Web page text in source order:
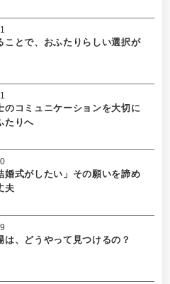
ことで、おふたりらしい選択が
のコミュニケーションを大切に
たりへ
婚式がしたい」その願いを諦め
夫
は、どうやって見つけるの？